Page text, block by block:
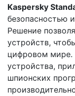
Kaspersky
безопасностью
Решение
устройств,
цифровом
устройства,
шпионских